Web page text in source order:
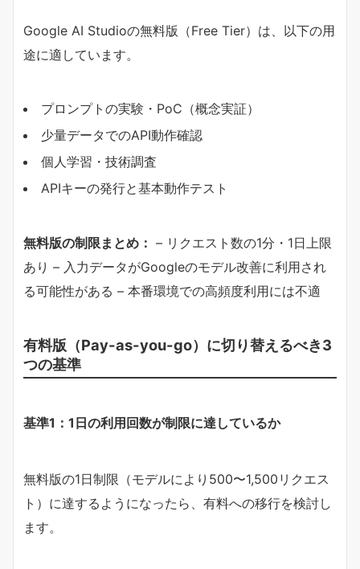
Google AI Studioの無料版（Free Tier）は、以下の用
途に適しています。
プロンプトの実験・PoC（概念実証）
少量データでのAPI動作確認
個人学習・技術調査
APIキーの発行と基本動作テスト
​無料版の制限まとめ：​ – リクエスト数の1分・1日上限
あり – 入力データがGoogleのモデル改善に利用され
る可能性がある – 本番環境での高頻度利用には不適
有料版（Pay-as-you-go）に切り替えるべき3
つの基準
​基準1：1日の利用回数が制限に達しているか​
無料版の1日制限（モデルにより500〜1,500リクエス
ト）に達するようになったら、有料への移行を検討し
ます。